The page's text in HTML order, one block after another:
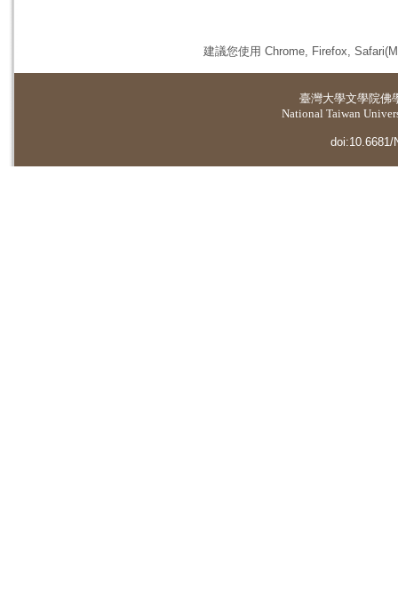
建議您使用 Chrome, Firefox,
臺灣大學文學院佛
National Taiwan
doi:10.6681/